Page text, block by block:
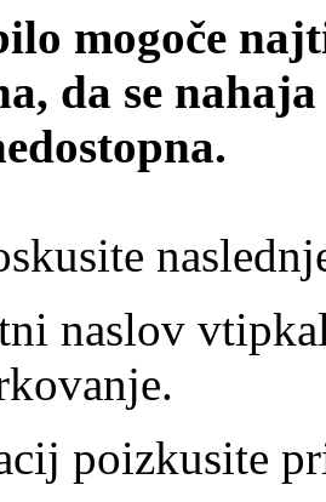
mogoče
da se
naslov
poizkusite